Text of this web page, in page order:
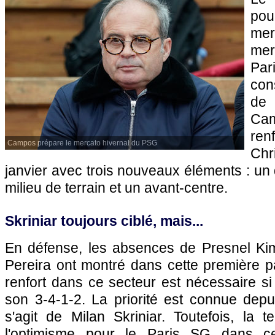
Campos prépare le mercato hivernal du PSG
janvier avec trois nouveaux éléments :
milieu de terrain et un avant-centre.
Skriniar toujours ciblé, mais...
En défense, les absences de Presnel
Pereira ont montré dans cette première
renfort dans ce secteur est nécessaire
son 3-4-1-2. La priorité est connue
s'agit de Milan Skriniar. Toutefois, la